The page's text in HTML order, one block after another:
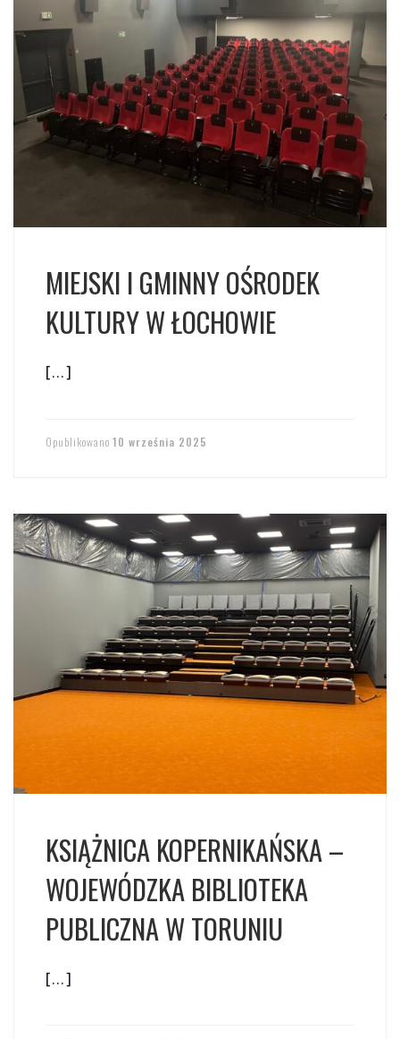
MIEJSKI I GMINNY OŚRODEK
KULTURY W ŁOCHOWIE
[…]
Opublikowano 10 września 2025
KSIĄŻNICA KOPERNIKAŃSKA –
WOJEWÓDZKA BIBLIOTEKA
PUBLICZNA W TORUNIU
[…]